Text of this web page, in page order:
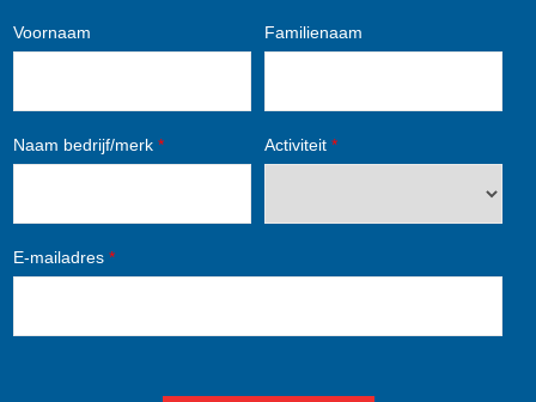
Voornaam Familienaam
Naam bedrijf/merk * Activiteit *
E-mailadres *